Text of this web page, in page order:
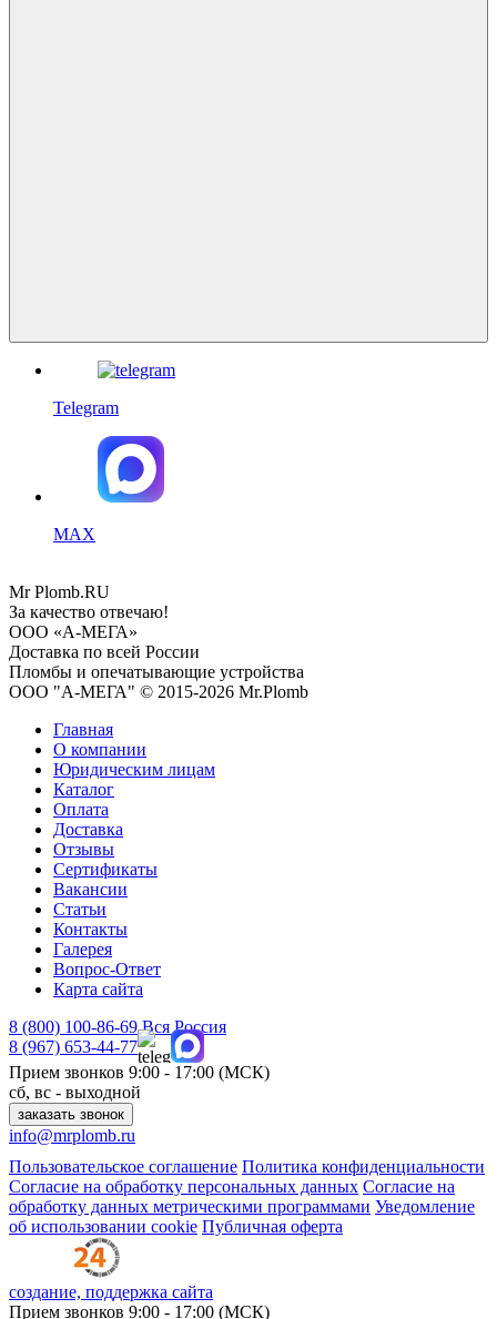
Telegram
MAX
MrPlomb.RU
За качество отвечаю!
ООО «А-МЕГА»
Доставка по всей России
Пломбы и опечатывающие устройства
ООО "А-МЕГА" © 2015-2026 Mr.Plomb
Главная
О компании
Юридическим лицам
Каталог
Оплата
Доставка
Отзывы
Сертификаты
Вакансии
Статьи
Контакты
Галерея
Вопрос-Ответ
Карта сайта
8 (800) 100-86-69 Вся Россия
8 (967) 653-44-77
Прием звонков 9:00 - 17:00 (МСК)
сб, вс - выходной
заказать звонок
info@mrplomb.ru
Пользовательское соглашение Политика конфиденциальности
Согласие на обработку персональных данных Согласие на
обработку данных метрическими программами Уведомление
об использовании cookie Публичная оферта
создание, поддержка сайта
Прием звонков 9:00 - 17:00 (МСК)